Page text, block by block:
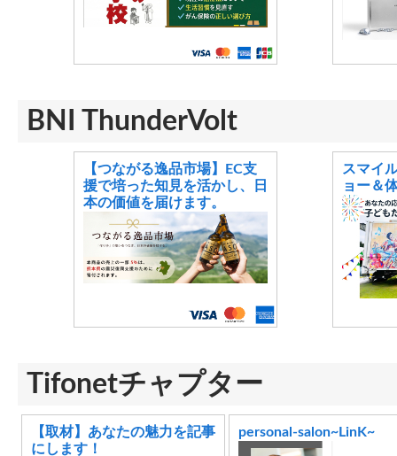
BNI ThunderVolt
【つながる逸品市場】EC支
援で培った知見を活かし、日
本の価値を届けます。
スマイ
ョー＆
Tifonetチャプター
【取材】あなたの魅力を記事
にします！
personal-salon~LinK~